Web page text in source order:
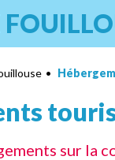
•
sur la